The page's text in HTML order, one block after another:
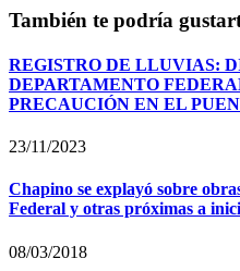
También te podría
REGISTRO DE LLUVIAS:
DEPARTAMENTO
PRECAUCIÓN EN EL
23/11/2023
Chapino se explayó sobre
Federal y otras próximas a
08/03/2018